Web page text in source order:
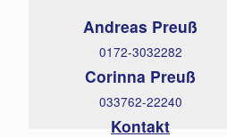
Andreas Preuß
0172-3032282
Corinna Preuß
033762-22240
Kontakt